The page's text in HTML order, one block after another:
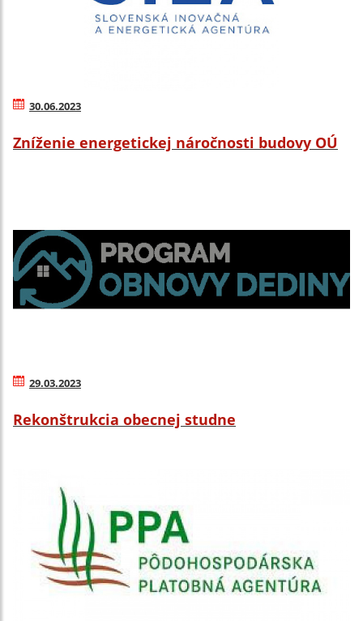
30.06.2023
Zníženie energetickej náročnosti budovy OÚ
29.03.2023
Rekonštrukcia obecnej studne